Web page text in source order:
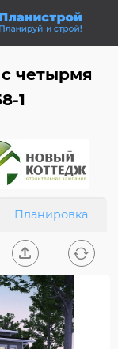
четырмя
1
Планировка